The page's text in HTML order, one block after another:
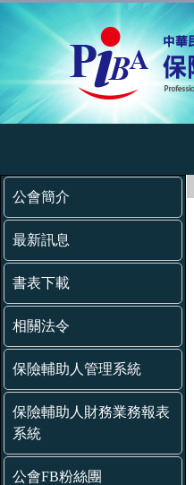
公會簡介
最新訊息
書表下載
相關法令
保險輔助人管理系統
保險輔助人財務業務報表
系統
公會FB粉絲團